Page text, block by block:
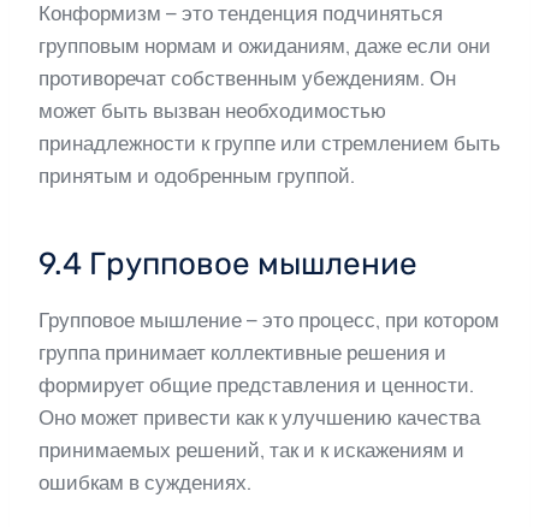
Конформизм – это тенденция подчиняться
групповым нормам и ожиданиям, даже если они
противоречат собственным убеждениям. Он
может быть вызван необходимостью
принадлежности к группе или стремлением быть
принятым и одобренным группой.
9.4 Групповое мышление
Групповое мышление – это процесс, при котором
группа принимает коллективные решения и
формирует общие представления и ценности.
Оно может привести как к улучшению качества
принимаемых решений, так и к искажениям и
ошибкам в суждениях.